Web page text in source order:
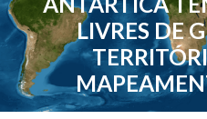
LIVRES DE